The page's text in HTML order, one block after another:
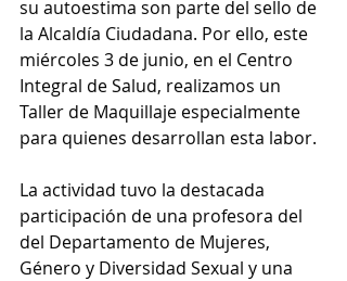
su autoestima son parte del sello de
la Alcaldía Ciudadana. Por ello, este
miércoles 3 de junio, en el Centro
Integral de Salud, realizamos un
Taller de Maquillaje especialmente
para quienes desarrollan esta labor.
La actividad tuvo la destacada
participación de una profesora del
del Departamento de Mujeres,
Género y Diversidad Sexual y una